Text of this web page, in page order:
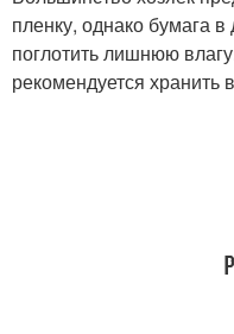
пленку, однако бумага
поглотить лишнюю
рекомендуется хранить